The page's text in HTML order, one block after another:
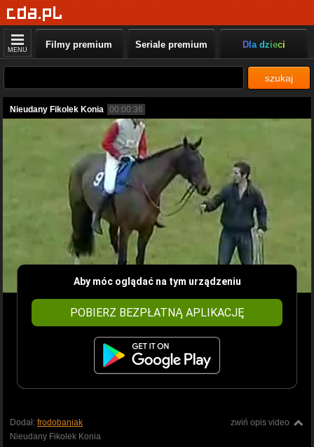
MENU Filmy premium Seriale premium Dla dzieci
szukaj
Nieudany Fikolek Konia 00:00:36
Aby móc oglądać na tym urządzeniu
POBIERZ BEZPŁATNĄ APLIKACJĘ
zwiń opis video
Dodał: frodobaniak
Nieudany Fikolek Konia